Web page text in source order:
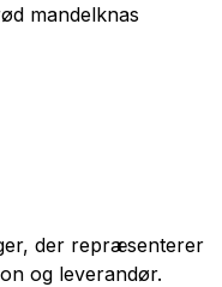
mandelknas
der repræsenterer
og leverandør.